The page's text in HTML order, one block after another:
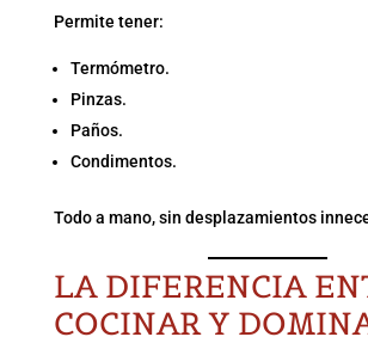
Permite tener:
Termómetro.
Pinzas.
Paños.
Condimentos.
Todo a mano, sin desplazamientos
LA DIFERENCIA
COCINAR Y